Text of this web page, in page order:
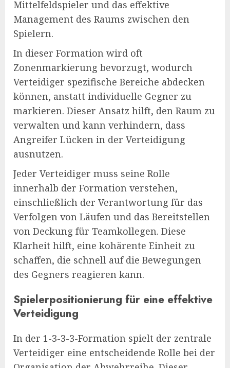
Mittelfeldspieler und das effektive
Management des Raums zwischen den
Spielern.
In dieser Formation wird oft
Zonenmarkierung bevorzugt, wodurch
Verteidiger spezifische Bereiche abdecken
können, anstatt individuelle Gegner zu
markieren. Dieser Ansatz hilft, den Raum zu
verwalten und kann verhindern, dass
Angreifer Lücken in der Verteidigung
ausnutzen.
Jeder Verteidiger muss seine Rolle
innerhalb der Formation verstehen,
einschließlich der Verantwortung für das
Verfolgen von Läufen und das Bereitstellen
von Deckung für Teamkollegen. Diese
Klarheit hilft, eine kohärente Einheit zu
schaffen, die schnell auf die Bewegungen
des Gegners reagieren kann.
Spielerpositionierung für eine effektive
Verteidigung
In der 1-3-3-3-Formation spielt der zentrale
Verteidiger eine entscheidende Rolle bei der